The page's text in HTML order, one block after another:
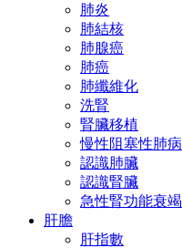
肺炎
肺結核
肺腺癌
肺癌
肺纖維化
洗腎
腎臟移植
慢性阻塞性肺病
認識肺臟
認識腎臟
急性腎功能衰竭
肝膽
肝指數